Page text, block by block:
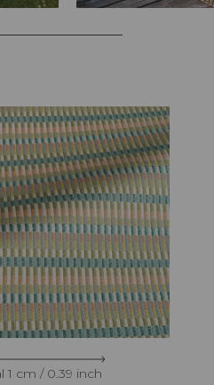
1 cm / 0.39 inch